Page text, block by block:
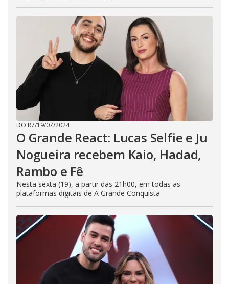
DO R7/19/07/2024
O Grande React: Lucas Selfie e Ju
Nogueira recebem Kaio, Hadad,
Rambo e Fê
Nesta sexta (19), a partir das 21h00, em todas as
plataformas digitais de A Grande Conquista